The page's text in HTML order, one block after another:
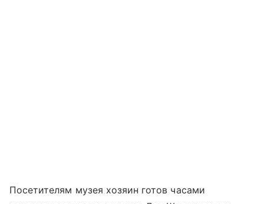
Посетителям музея хозяин готов часами